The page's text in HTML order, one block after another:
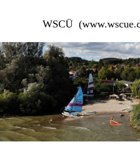
WSCÜ